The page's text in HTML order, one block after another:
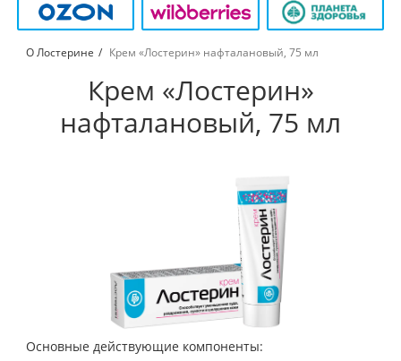
О Лостерине Крем «Лостерин» нафталановый, 75 мл
Крем «Лостерин»
нафталановый, 75 мл
Основные действующие компоненты: